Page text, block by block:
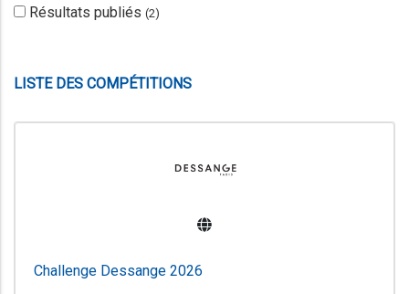
Résultats publiés (2)
LISTE DES COMPÉTITIONS
Challenge Dessange 2026